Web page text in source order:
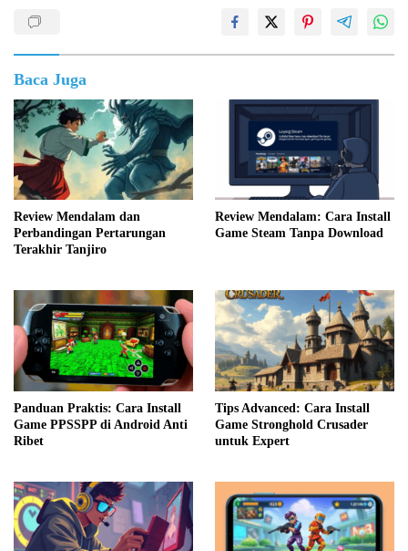
Baca Juga
Review Mendalam dan
Perbandingan Pertarungan
Terakhir Tanjiro
Review Mendalam: Cara Install
Game Steam Tanpa Download
Panduan Praktis: Cara Install
Game PPSSPP di Android Anti
Ribet
Tips Advanced: Cara Install
Game Stronghold Crusader
untuk Expert